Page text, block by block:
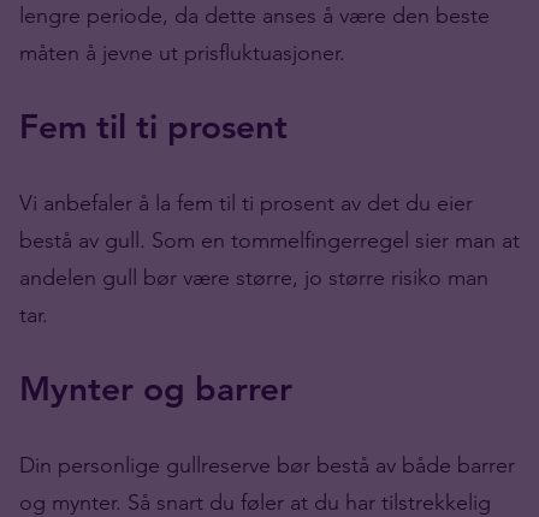
lengre periode, da dette anses å være den beste
måten å jevne ut prisfluktuasjoner.
Fem til ti prosent
Vi anbefaler å la fem til ti prosent av det du eier
bestå av gull. Som en tommelfingerregel sier man at
andelen gull bør være større, jo større risiko man
tar.
Mynter og barrer
Din personlige gullreserve bør bestå av både barrer
og mynter. Så snart du føler at du har tilstrekkelig